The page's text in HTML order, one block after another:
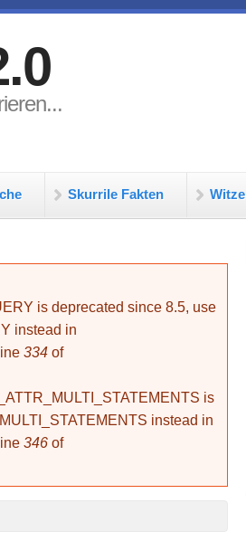
Skurrile Fakten Witze
is deprecated since 8.5, use
instead in
334 of
is
instead in
346 of